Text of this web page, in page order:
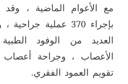
مع الأعوام الماضية ،
بإجراء 370 عملية
العديد من الوفود
الأعصاب ، وجراحة أعصاب
تقويم العمود الفقري.